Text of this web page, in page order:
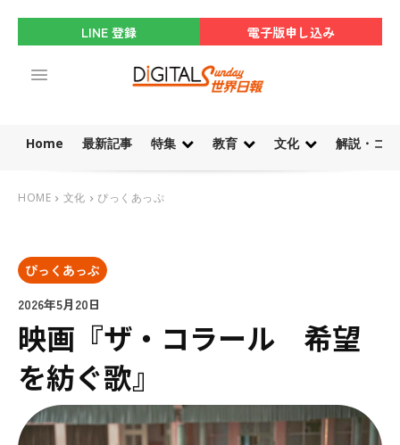
LINE 登録 電子版申し込み
Home 最新記事 特集 教育 文化 解説・コ
HOME 文化 ぴっくあっぷ
ぴっくあっぷ
2026年5月20日
映画『ザ・コラール 希望
を紡ぐ歌』